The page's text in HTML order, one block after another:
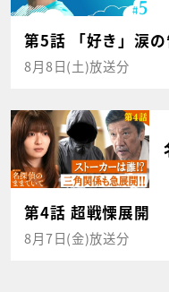
第5話 「好き」涙
8月8日(土)放送分
第4話 超戦慄展開
8月7日(金)放送分